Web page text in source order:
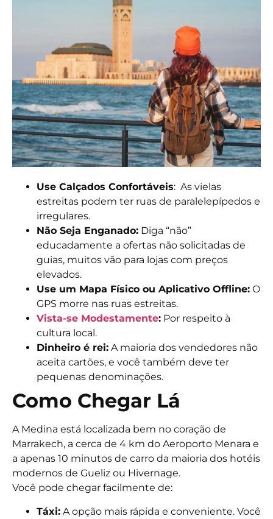
Use Calçados Confortáveis: As vielas
estreitas podem ter ruas de paralelepípedos e
irregulares.
Não Seja Enganado: Diga “não”
educadamente a ofertas não solicitadas de
guias, muitos vão para lojas com preços
elevados.
Use um Mapa Físico ou Aplicativo Offline: O
GPS morre nas ruas estreitas.
Vista-se Modestamente: Por respeito à
cultura local.
Dinheiro é rei: A maioria dos vendedores não
aceita cartões, e você também deve ter
pequenas denominações.
Como Chegar Lá
A Medina está localizada bem no coração de
Marrakech, a cerca de 4 km do Aeroporto Menara e
a apenas 10 minutos de carro da maioria dos hotéis
modernos de Gueliz ou Hivernage.
Você pode chegar facilmente de:
Táxi: A opção mais rápida e conveniente. Você